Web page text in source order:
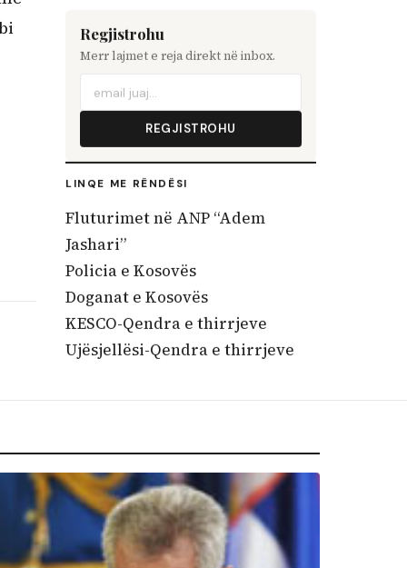
Regjistrohu
Merr lajmet e reja direkt në inbox.
REGJISTROHU
LINQE ME RËNDËSI
Fluturimet në ANP “Adem
Jashari”
Policia e Kosovës
Doganat e Kosovës
KESCO-Qendra e thirrjeve
Ujësjellësi-Qendra e thirrjeve